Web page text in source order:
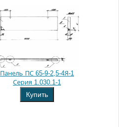
Панель ПС 65-9-2,5-4Я-1
Серия 1.030.1-1
Купить